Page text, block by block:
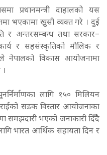
प्रधानमन्त्री दाहालको यस
भएकामा खुसी व्यक्त गरे । दुई
र अन्तरसम्बन्ध तथा सरकार–
र सहसंस्कृतिको मौलिक र
नेपालको विकास आयोजनामा
लागि १५० मिलियन
सडक विस्तार आयोजनाका
समझदारी भएको जनाकारी दिँदै
भारत आर्थिक सहायता दिन र